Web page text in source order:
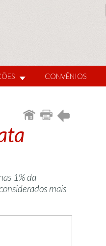
CONVÊNIOS
1% da
mais